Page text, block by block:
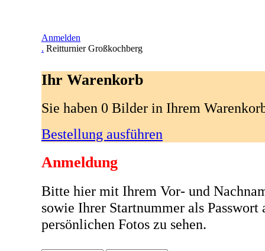
Anmelden
. Reitturnier Großkochberg
Ihr Warenkorb
Sie haben 0 Bilder in Ihrem
Bestellung ausführen
Anmeldung
Bitte hier mit Ihrem Vor- und
sowie Ihrer Startnummer als Passwort
persönlichen Fotos zu sehen.